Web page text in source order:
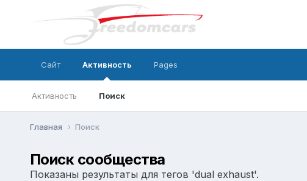
Сайт Активность
Активность Поиск
Pages
Главная Поиск
Поиск сообщества
Показаны результаты для тегов 'dual exhaust'.